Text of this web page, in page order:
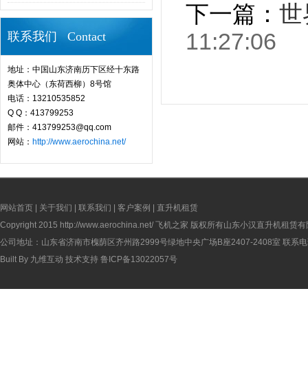
联系我们 Contact
地址：中国山东济南历下区经十东路
奥体中心（东荷西柳）8号馆
电话：13210535852
Q Q：413799253
邮件：413799253@qq.com
网站： http://www.aerochina.net/
下一篇： 世
11:27:06
网站首页 关于我们 联系我们 客户案例
直升机租赁
Copyright 2015 http://www.aerochina.net/ 飞机之家 版权所有山东小汉直升机租赁有
公司地址：山东省济南市槐荫区齐州路2999号绿地中央广场B座2407-2408室 联系
Built By 九维互动 技术支持 鲁ICP备13022057号